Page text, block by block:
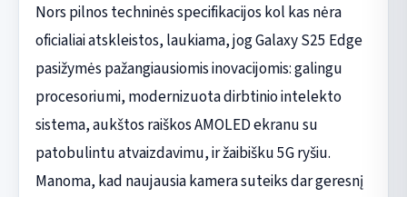
Nors pilnos techninės specifikacijos kol kas nėra
oficialiai atskleistos, laukiama, jog Galaxy S25 Edge
pasižymės pažangiausiomis inovacijomis: galingu
procesoriumi, modernizuota dirbtinio intelekto
sistema, aukštos raiškos AMOLED ekranu su
patobulintu atvaizdavimu, ir žaibišku 5G ryšiu.
Manoma, kad naujausia kamera suteiks dar geresnį